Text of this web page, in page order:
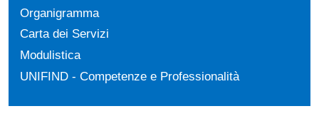
Organigramma
Carta dei Servizi
Modulistica
UNIFIND - Competenze e Professionalità